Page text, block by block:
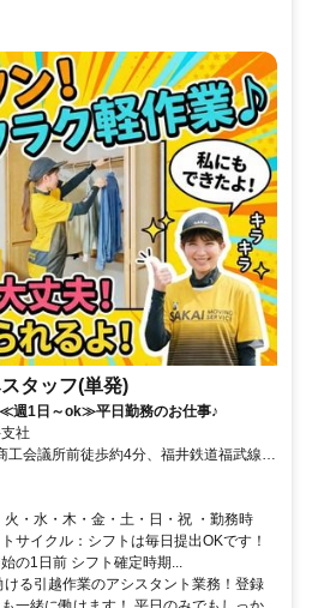
タッフ(単発)
1日～ok≫平日勤務のお仕事♪
社
工会議所前徒歩約4分、福井鉄道福武線
福武線 足羽山公園口徒歩約9分 福井鉄
２分
・水・木・金・土・日・祝 ・勤務時
サイクル：シフトは毎日提出OKです！
の1日前 シフト確定時期...
る引越作業のアシスタント業務！登録